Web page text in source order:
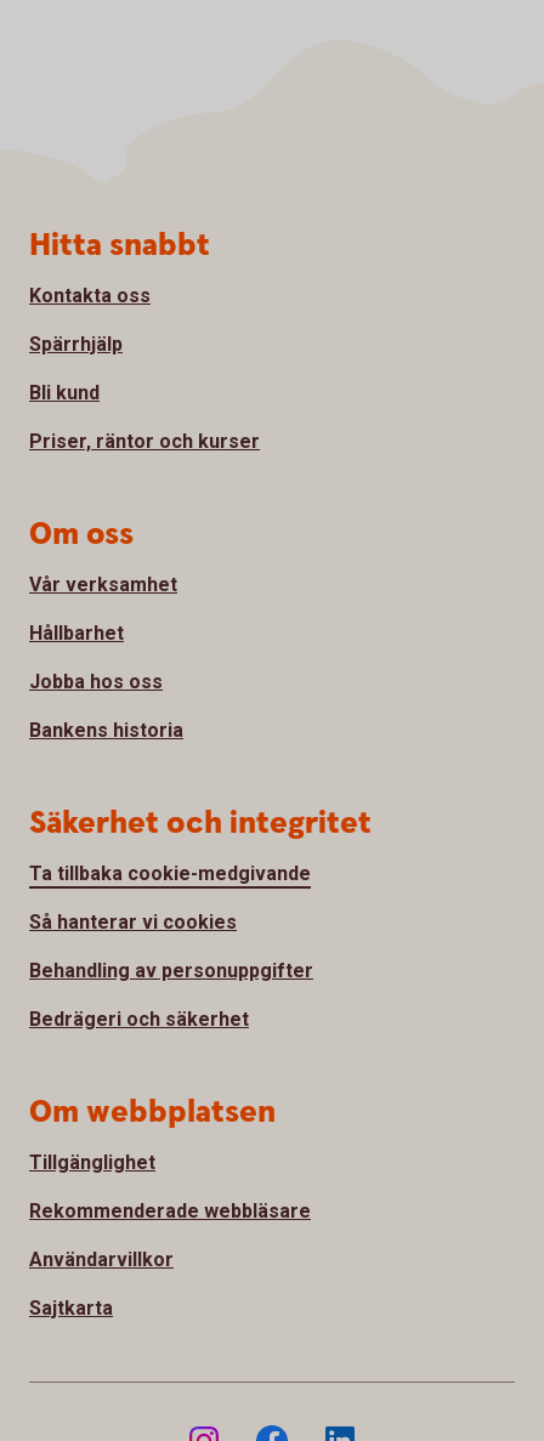
Sidfot
Hitta snabbt
Kontakta oss
Spärrhjälp
Bli kund
Priser, räntor och kurser
Om oss
Vår verksamhet
Hållbarhet
Jobba hos oss
Bankens historia
Säkerhet och integritet
Ta tillbaka cookie-medgivande
Så hanterar vi cookies
Behandling av personuppgifter
Bedrägeri och säkerhet
Om webbplatsen
Tillgänglighet
Rekommenderade webbläsare
Användarvillkor
Sajtkarta